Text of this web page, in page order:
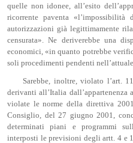
quelle non idonee, all’esito
ricorrente paventa
autorizzazioni già legittimamente
censurata». Ne deriverebbe una
economici, «in quanto potrebbe
soli procedimenti pendenti
Sarebbe, inoltre, violato l’art.
derivanti all’Italia dall’appartenenza
violate le norme della direttiva
Consiglio, del 27 giugno 2001,
determinati piani e programmi
interposti le previsioni degli artt. 4 e